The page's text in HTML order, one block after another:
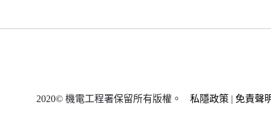
2020© 機電工程署保留所有版權。 私隱政策 | 免責聲